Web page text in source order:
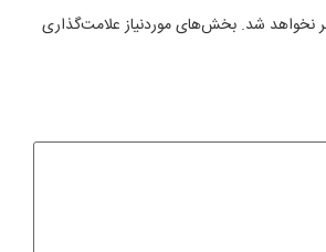
نخواهد شد. بخش‌های موردنیاز علامت‌گذاری